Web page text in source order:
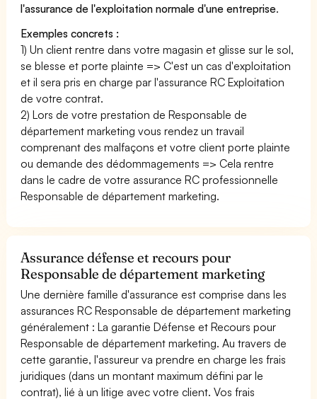
l'assurance de l'exploitation normale d'une entreprise.
Exemples concrets :
1) Un client rentre dans votre magasin et glisse sur le sol,
se blesse et porte plainte => C'est un cas d'exploitation
et il sera pris en charge par l'assurance RC Exploitation
de votre contrat.
2) Lors de votre prestation de Responsable de
département marketing vous rendez un travail
comprenant des malfaçons et votre client porte plainte
ou demande des dédommagements => Cela rentre
dans le cadre de votre assurance RC professionnelle
Responsable de département marketing.
Assurance défense et recours pour
Responsable de département marketing
Une dernière famille d'assurance est comprise dans les
assurances RC Responsable de département marketing
généralement : La garantie Défense et Recours pour
Responsable de département marketing. Au travers de
cette garantie, l'assureur va prendre en charge les frais
juridiques (dans un montant maximum défini par le
contrat), lié à un litige avec votre client. Vos frais